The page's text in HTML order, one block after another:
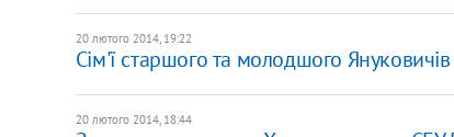
20 лютого 2014, 19:22
Сім'ї старшого та молодшого
20 лютого 2014, 18:44